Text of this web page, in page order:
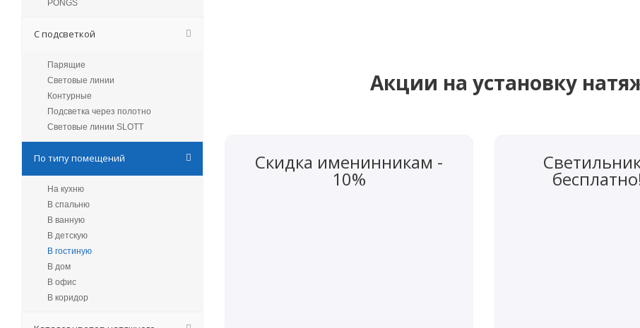
Акции на установку
Скидка именинникам -
10%
PONGS
С подсветкой
Парящие
Световые линии
Контурные
Подсветка через полотно
Световые линии SLOTT
По типу помещений
На кухню
В спальню
В ванную
В детскую
В гостиную
В дом
В офис
В коридор